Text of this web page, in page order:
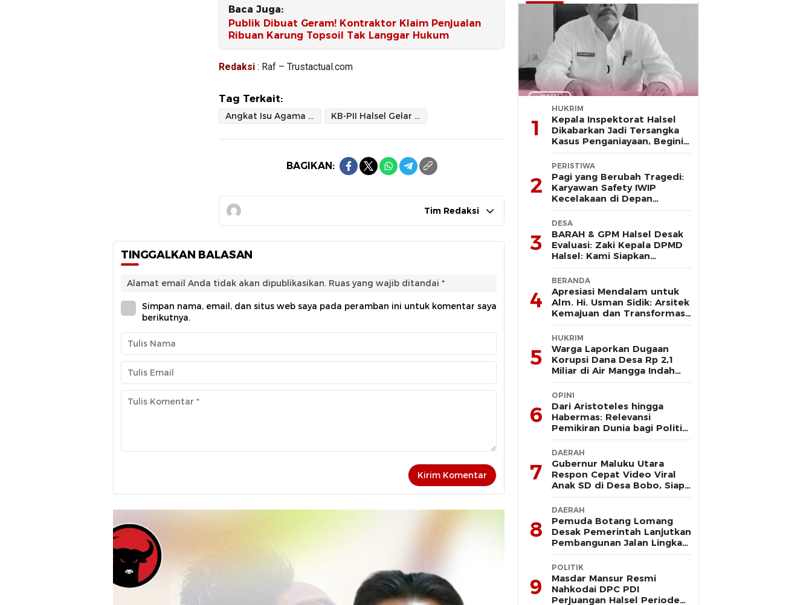
Baca Juga:
Publik Dibuat Geram! Kontraktor Klaim Penjualan
Ribuan Karung Topsoil Tak Langgar Hukum
Redaksi : Raf – Trustactual.com
Tag Terkait:
Angkat Isu Agama dan Lingkungan KB-PII Halsel Gelar Pelantikan dan Dialog Publik
BAGIKAN:
Tim Redaksi
TINGGALKAN BALASAN
Alamat email Anda tidak akan dipublikasikan. Ruas yang wajib ditandai *
Simpan nama, email, dan situs web saya pada peramban ini untuk komentar saya
berikutnya.
1
HUKRIM
Kepala Inspektorat Halsel
Dikabarkan Jadi Tersangka
Kasus Penganiayaan, Begini
Kronologinya
2
PERISTIWA
Pagi yang Berubah Tragedi:
Karyawan Safety IWIP
Kecelakaan di Depan
Gerbang Huafei
3
DESA
BARAH & GPM Halsel Desak
Evaluasi: Zaki Kepala DPMD
Halsel: Kami Siapkan
Karateker (PLt) Desa
Guruapin
4
BERANDA
Apresiasi Mendalam untuk
Alm. Hi. Usman Sidik: Arsitek
Kemajuan dan Transformasi
Halmahera Selatan
5
HUKRIM
Warga Laporkan Dugaan
Korupsi Dana Desa Rp 2,1
Miliar di Air Mangga Indah
Kec Obi ke Polres Halsel
6
OPINI
Dari Aristoteles hingga
Habermas: Relevansi
Pemikiran Dunia bagi Politik
Hukum Maluku Utara
7
DAERAH
Gubernur Maluku Utara
Respon Cepat Video Viral
Anak SD di Desa Bobo, Siap
Bangun Jembatan Gantung
8
DAERAH
Pemuda Botang Lomang
Desak Pemerintah Lanjutkan
Pembangunan Jalan Lingkar:
“Jangan Sampai Bernasib
Sama seperti Proyek PLTD
9
POLITIK
Masdar Mansur Resmi
Nahkodai DPC PDI
Perjuangan Halsel Periode